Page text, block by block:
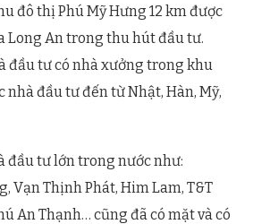
đô thị Phú Mỹ Hưng 12 km được
Long An trong thu hút đầu tư.
đầu tư có nhà xưởng trong khu
nhà đầu tư đến từ Nhật, Hàn, Mỹ,
đầu tư lớn trong nước như:
Vạn Thịnh Phát, Him Lam, T&T
An Thạnh… cũng đã có mặt và có